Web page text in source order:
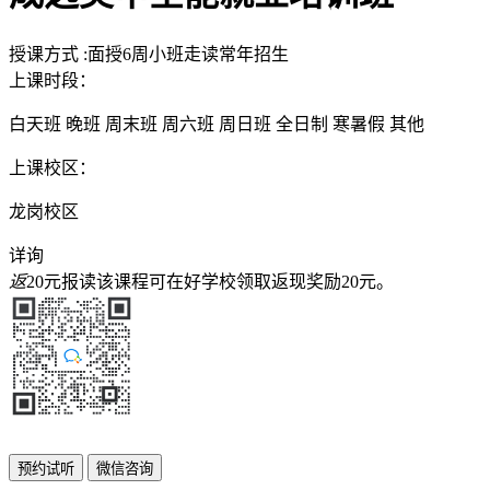
授课方式 :面授6周小班走读常年招生
上课时段：
白天班 晚班 周末班 周六班 周日班 全日制 寒暑假 其他
上课校区：
龙岗校区
详询
返20元报读该课程可在好学校领取返现奖励20元。